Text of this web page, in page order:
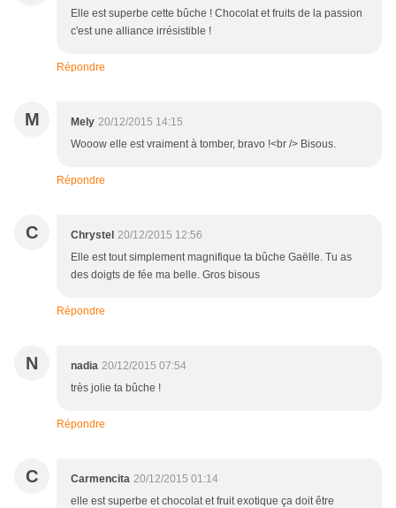
Elle est superbe cette bûche ! Chocolat et fruits de la passion
c'est une alliance irrésistible !
Répondre
M Mely 20/12/2015 14:15
Wooow elle est vraiment à tomber, bravo !<br /> Bisous.
Répondre
C Chrystel 20/12/2015 12:56
Elle est tout simplement magnifique ta bûche Gaëlle. Tu as
des doigts de fée ma belle. Gros bisous
Répondre
N nadia 20/12/2015 07:54
très jolie ta bûche !
Répondre
C Carmencita 20/12/2015 01:14
elle est superbe et chocolat et fruit exotique ça doit être